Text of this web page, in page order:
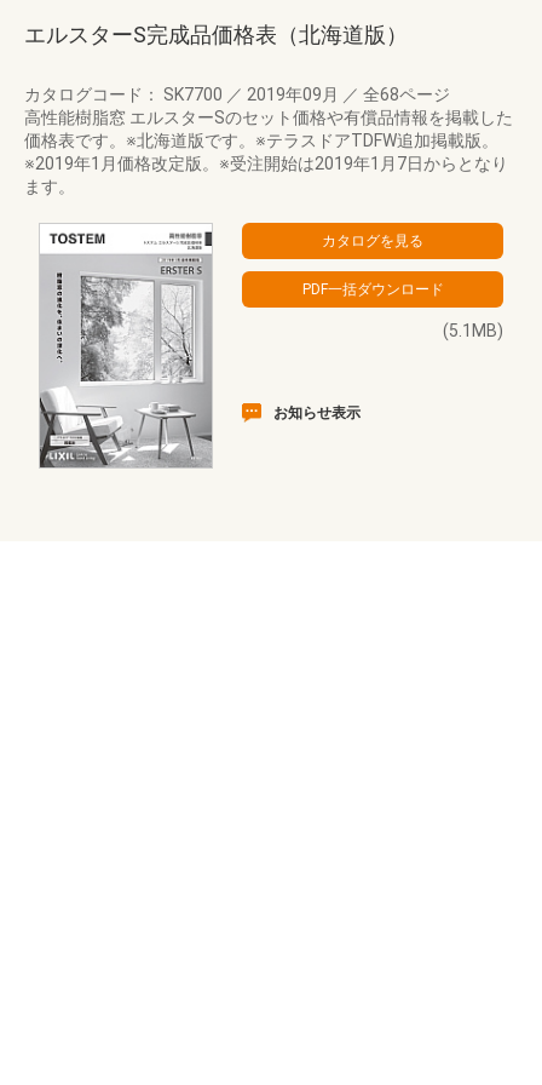
エルスターS完成品価格表（北海道版）
カタログコード： SK7700 ／ 2019年09月 ／ 全68ページ
高性能樹脂窓 エルスターSのセット価格や有償品情報を掲載した
価格表です。※北海道版です。※テラスドアTDFW追加掲載版。
※2019年1月価格改定版。※受注開始は2019年1月7日からとなり
ます。
(5.1MB)
お知らせ表示